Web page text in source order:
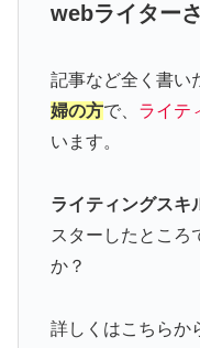
webライター
記事など全く書い
婦の方で、 ライテ
います。
ライティングスキ
スターしたところ
か？
詳しくはこちらか